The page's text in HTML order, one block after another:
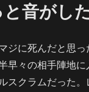
音がし
ジに死んだと思
早々の相手陣地
スクラムだった